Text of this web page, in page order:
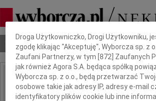
Nekrologi Odeszli Poradnik pogrzebowy
IMIĘ I NAZWISKO:
Dbamy o Twoją prywatność
Droga Użytkowniczko, Drogi Użytkowniku,
zgodę klikając "Akceptuję", Wyborcza sp. z
Zaufani Partnerzy, w tym [872 ] Zaufanych
jak również Agora S.A. będąca spółką
Wyborcza sp. z o.o., będą przetwarzać
osobowe takie jak adresy IP, adresy e-mail
identyfikatory plików cookie lub inne